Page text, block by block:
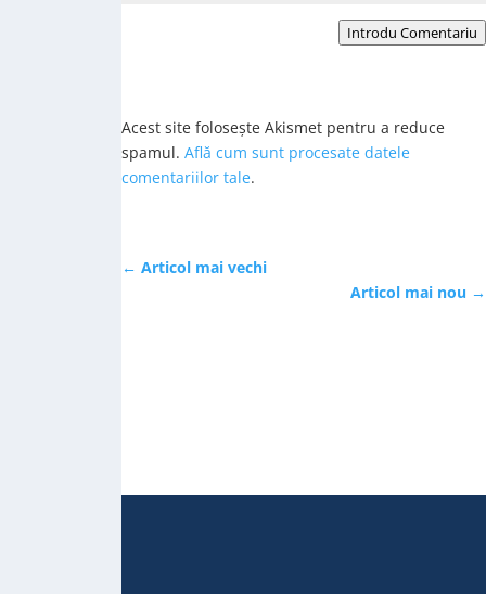
Introdu Comentariu
Acest site folosește Akismet pentru a reduce
spamul. Află cum sunt procesate datele
comentariilor tale.
← Articol mai vechi
Articol mai nou →